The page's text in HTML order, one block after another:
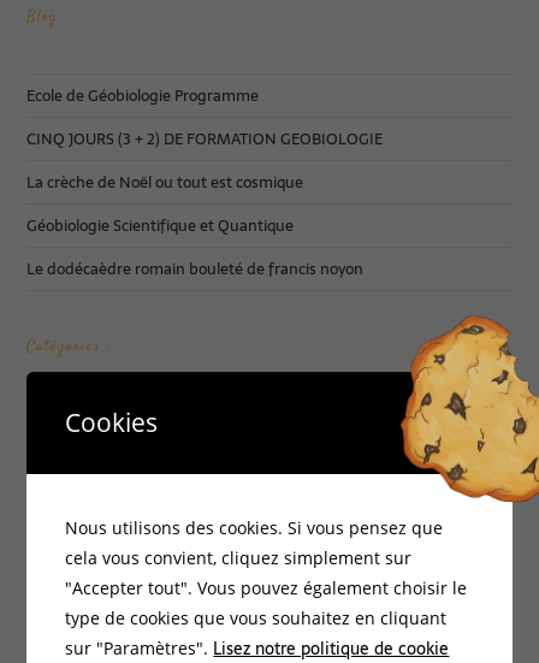
Blog
Ecole de Géobiologie Programme
CINQ JOURS (3 + 2) DE FORMATION GEOBIOLOGIE
La crèche de Noël ou tout est cosmique
Géobiologie Scientifique et Quantique
Le dodécaèdre romain bouleté de francis noyon
Catégories :
Accueil
Bio-Environnement
Energies Vitales
Formations
Habitat Santé
Cookies
Nous utilisons des cookies. Si vous pensez que
cela vous convient, cliquez simplement sur
"Accepter tout". Vous pouvez également choisir le
type de cookies que vous souhaitez en cliquant
sur "Paramètres". Lisez notre politique de cookie